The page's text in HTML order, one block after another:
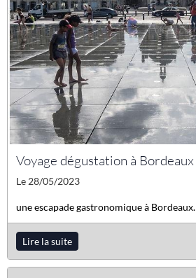
Voyage dégustation à Bordeaux
Le 28/05/2023
une escapade gastronomique à Bordeaux.
Lire la suite